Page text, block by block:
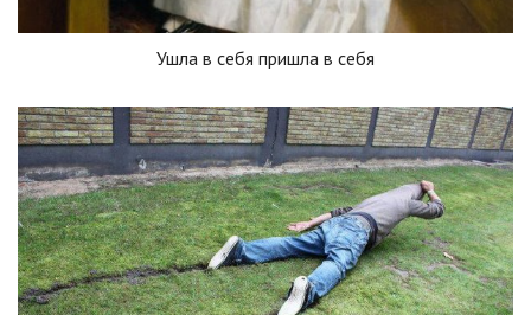
Ушла в себя пришла в себя